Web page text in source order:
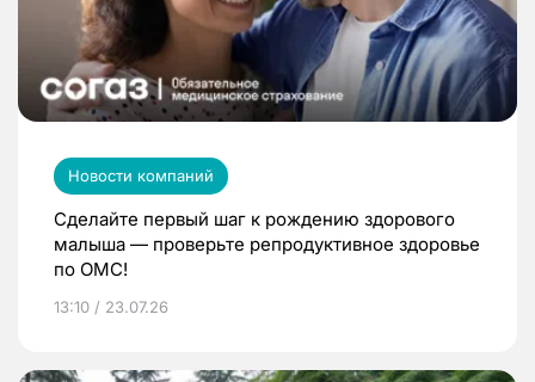
Новости компаний
Сделайте первый шаг к рождению здорового
малыша — проверьте репродуктивное здоровье
по ОМС!
13:10 / 23.07.26